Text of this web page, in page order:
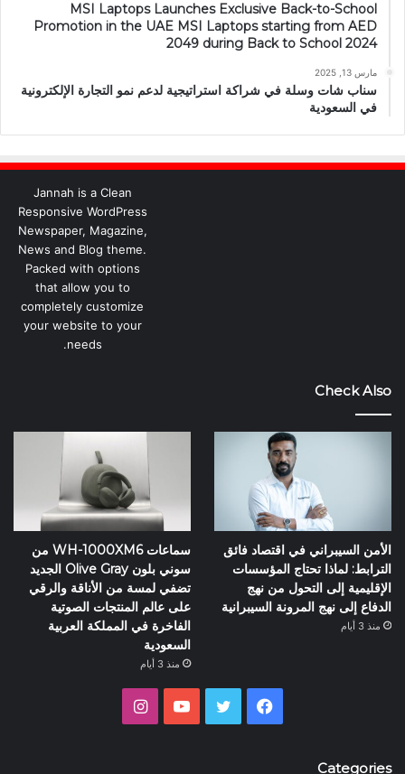
MSI Laptops Launches Exclusive Back-to-School
Promotion in the UAE MSI Laptops starting from AED
2049 during Back to School 2024
مارس 13, 2025
سناب شات وسلة في شراكة استراتيجية لدعم نمو التجارة الإلكترونية
في السعودية
Jannah is a Clean
Responsive WordPress
Newspaper, Magazine,
News and Blog theme.
Packed with options
that allow you to
completely customize
your website to your
needs.
Check Also
الأمن السيبراني في اقتصاد فائق
الترابط: لماذا تحتاج المؤسسات
الإقليمية إلى التحول من نهج
الدفاع إلى نهج المرونة السيبرانية
منذ 3 أيام
سماعات WH-1000XM6 من
سوني بلون Olive Gray الجديد
تضفي لمسة من الأناقة والرقي
على عالم المنتجات الصوتية
الفاخرة في المملكة العربية
السعودية
منذ 3 أيام
فيسبوك تويتر يوتيوبانستقرام
Categories